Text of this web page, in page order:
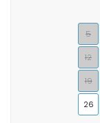
5
12
19
26